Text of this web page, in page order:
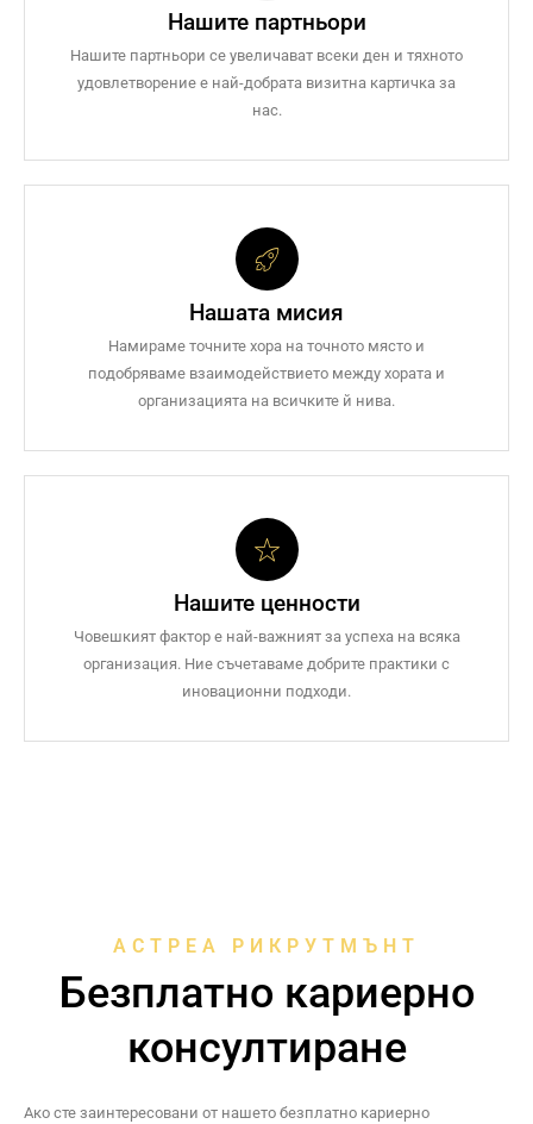
Нашите партньори
Нашите партньори се увеличават всеки ден и тяхното
удовлетворение е най-добрата визитна картичка за
нас.
Нашата мисия
Намираме точните хора на точното място и
подобряваме взаимодействието между хората и
организацията на всичките й нива.
Нашите ценности
Човешкият фактор е най-важният за успеха на всяка
организация. Ние съчетаваме добрите практики с
иновационни подходи.
АСТРЕА РИКРУТМЪНТ
Безплатно кариерно
консултиране
Ако сте заинтересовани от нашето безплатно кариерно